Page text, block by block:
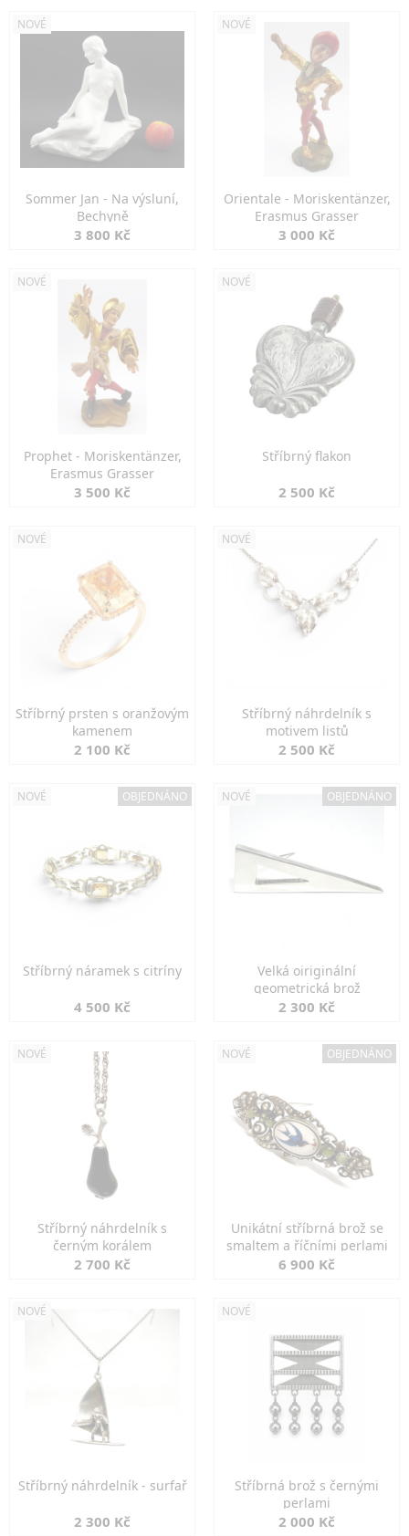
NOVÉ
Sommer Jan - Na výsluní,
Bechyně
3 800 Kč
NOVÉ
Orientale - Moriskentänzer,
Erasmus Grasser
3 000 Kč
NOVÉ
Prophet - Moriskentänzer,
Erasmus Grasser
3 500 Kč
NOVÉ
Stříbrný flakon
2 500 Kč
NOVÉ
Stříbrný prsten s oranžovým
kamenem
2 100 Kč
NOVÉ
Stříbrný náhrdelník s
motivem listů
2 500 Kč
NOVÉ OBJEDNÁNO
Stříbrný náramek s citríny
4 500 Kč
NOVÉ OBJEDNÁNO
Velká oiriginální
geometrická brož
2 300 Kč
NOVÉ
Stříbrný náhrdelník s
černým korálem
2 700 Kč
NOVÉ OBJEDNÁNO
Unikátní stříbrná brož se
smaltem a říčními perlami
6 900 Kč
NOVÉ
Stříbrný náhrdelník - surfař
2 300 Kč
NOVÉ
Stříbrná brož s černými
perlami
2 000 Kč